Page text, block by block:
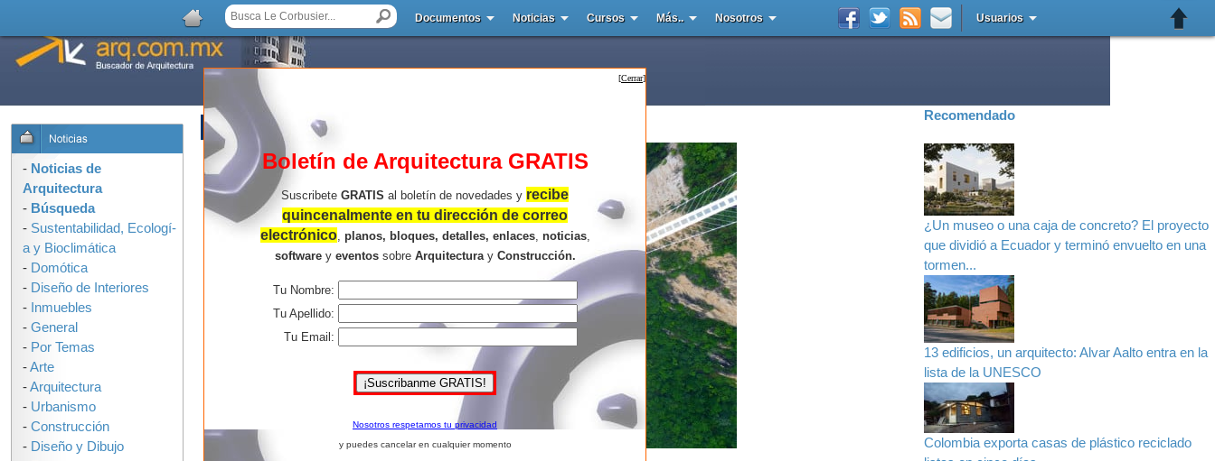
Documentos Noticias Cursos Más.. Nosotros Usuarios
AGREGAR COMENTARIO
Recomendado
¿Un museo o una caja de concreto? El proyecto
que dividió a Ecuador y terminó envuelto en una
tormen...
13 edificios, un arquitecto: Alvar Aalto entra en la
lista de la UNESCO
Colombia exporta casas de plástico reciclado
[Cerrar]
Boletín de Arquitectura GRATIS
Suscribete GRATIS al boletín de novedades y recibe
quincenalmente en tu dirección de correo
electrónico, planos, bloques, detalles, enlaces, noticias,
softwarey eventossobre Arquitecturay Construcción.
Tu Nombre:
Tu Apellido:
Tu Email:
Nosotros respetamos tu privacidad
y puedes cancelar en cualquier momento
- Noticias de
Arquitectura
- Búsqueda
- Sustentabilidad, Ecologí­
a y Bioclimática
- Domótica
- Diseño de Interiores
- Inmuebles
- General
- Por Temas
-Arte
-Arquitectura
- Urbanismo
- Construcción
- Diseño y Dibujo